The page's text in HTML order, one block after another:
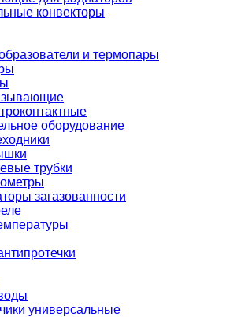
конвекторы
и термопары
оборудование
трубки
загазованности
универсальные